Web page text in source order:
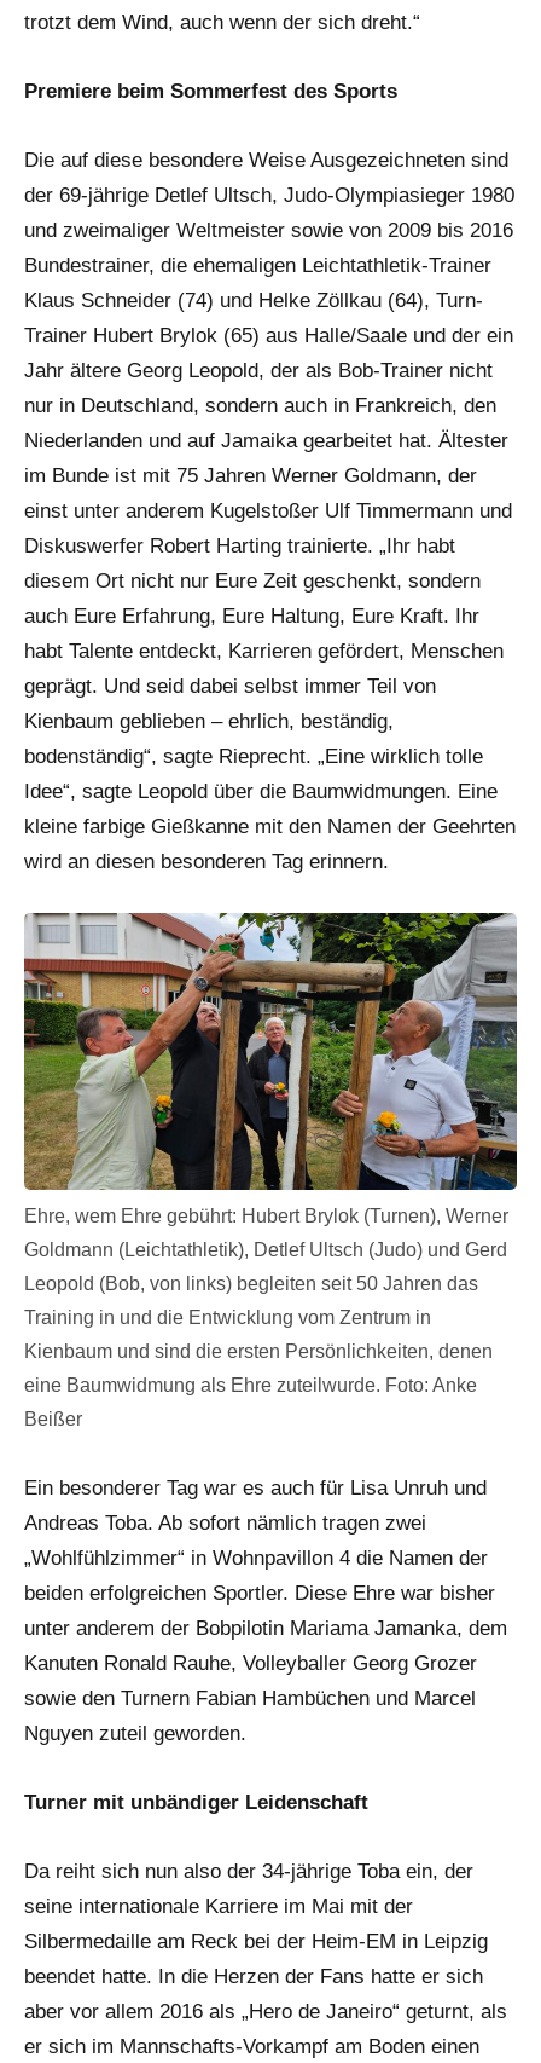
trotzt dem Wind, auch wenn der sich dreht.“
Premiere beim Sommerfest des Sports
Die auf diese besondere Weise Ausgezeichneten sind
der 69-jährige Detlef Ultsch, Judo-Olympiasieger 1980
und zweimaliger Weltmeister sowie von 2009 bis 2016
Bundestrainer, die ehemaligen Leichtathletik-Trainer
Klaus Schneider (74) und Helke Zöllkau (64), Turn-
Trainer Hubert Brylok (65) aus Halle/Saale und der ein
Jahr ältere Georg Leopold, der als Bob-Trainer nicht
nur in Deutschland, sondern auch in Frankreich, den
Niederlanden und auf Jamaika gearbeitet hat. Ältester
im Bunde ist mit 75 Jahren Werner Goldmann, der
einst unter anderem Kugelstoßer Ulf Timmermann und
Diskuswerfer Robert Harting trainierte. „Ihr habt
diesem Ort nicht nur Eure Zeit geschenkt, sondern
auch Eure Erfahrung, Eure Haltung, Eure Kraft. Ihr
habt Talente entdeckt, Karrieren gefördert, Menschen
geprägt. Und seid dabei selbst immer Teil von
Kienbaum geblieben – ehrlich, beständig,
bodenständig“, sagte Rieprecht. „Eine wirklich tolle
Idee“, sagte Leopold über die Baumwidmungen. Eine
kleine farbige Gießkanne mit den Namen der Geehrten
wird an diesen besonderen Tag erinnern.
Ehre, wem Ehre gebührt: Hubert Brylok (Turnen), Werner
Goldmann (Leichtathletik), Detlef Ultsch (Judo) und Gerd
Leopold (Bob, von links) begleiten seit 50 Jahren das
Training in und die Entwicklung vom Zentrum in
Kienbaum und sind die ersten Persönlichkeiten, denen
eine Baumwidmung als Ehre zuteilwurde. Foto: Anke
Beißer
Ein besonderer Tag war es auch für Lisa Unruh und
Andreas Toba. Ab sofort nämlich tragen zwei
„Wohlfühlzimmer“ in Wohnpavillon 4 die Namen der
beiden erfolgreichen Sportler. Diese Ehre war bisher
unter anderem der Bobpilotin Mariama Jamanka, dem
Kanuten Ronald Rauhe, Volleyballer Georg Grozer
sowie den Turnern Fabian Hambüchen und Marcel
Nguyen zuteil geworden.
Turner mit unbändiger Leidenschaft
Da reiht sich nun also der 34-jährige Toba ein, der
seine internationale Karriere im Mai mit der
Silbermedaille am Reck bei der Heim-EM in Leipzig
beendet hatte. In die Herzen der Fans hatte er sich
aber vor allem 2016 als „Hero de Janeiro“ geturnt, als
er sich im Mannschafts-Vorkampf am Boden einen